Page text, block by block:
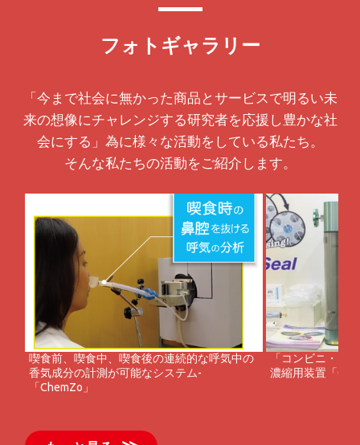
フォトギャラリー
「今まで社会に無かった商品とサービスで明るい未
来の想像にチャレンジする研究者を応援し豊かな社
会にする」為に様々な活動をしている私たち。
そんな私たちの活動をご紹介します。
喫食前、喫食中、喫食後の連続的な呼気中の
香気成分の計測が可能なシステム-
「ChemZo」
「コンビニ・エ
濃縮用装置「C１